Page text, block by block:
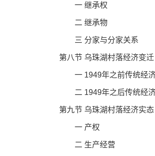
一 继承权
二 继承物
三 分家与分家关系
第八节 乌珠湖村落经济变迁
一 1949年之前传统经济
二 1949年之后传统经济
第九节 乌珠湖村落经济实态
一 产权
二 生产经营